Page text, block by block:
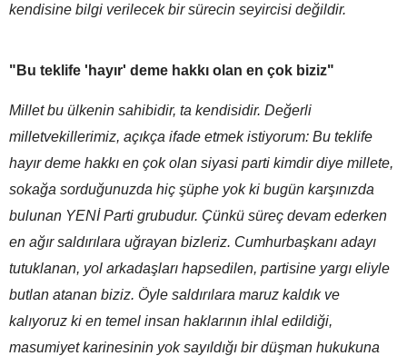
kendisine bilgi verilecek bir sürecin seyircisi değildir.
"Bu teklife 'hayır' deme hakkı olan en çok biziz"
Millet bu ülkenin sahibidir, ta kendisidir. Değerli
milletvekillerimiz, açıkça ifade etmek istiyorum: Bu teklife
hayır deme hakkı en çok olan siyasi parti kimdir diye millete,
sokağa sorduğunuzda hiç şüphe yok ki bugün karşınızda
bulunan YENİ Parti grubudur. Çünkü süreç devam ederken
en ağır saldırılara uğrayan bizleriz. Cumhurbaşkanı adayı
tutuklanan, yol arkadaşları hapsedilen, partisine yargı eliyle
butlan atanan biziz. Öyle saldırılara maruz kaldık ve
kalıyoruz ki en temel insan haklarının ihlal edildiği,
masumiyet karinesinin yok sayıldığı bir düşman hukukuna